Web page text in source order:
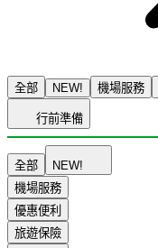
全部 NEW! 機場服務
行前準備
全部
NEW!
機場服務
優惠便利
旅遊保險